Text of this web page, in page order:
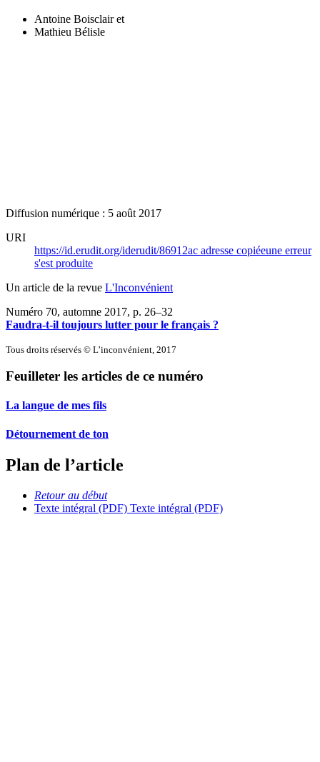
Antoine Boisclairet
Mathieu Bélisle
Diffusion numérique : 5 août 2017
URI
https://id.erudit.org/iderudit/86912ac adresse copiéeune erreur
s'est produite
Un article de la revue L'Inconvénient
Numéro 70, automne 2017, p. 26–32
Faudra-t-il toujours lutter pour le français ?
Tous droits réservés © L’inconvénient, 2017
Feuilleter les articles de ce numéro
La langue de mes fils
Détournement de ton
Plan de l’article
Retour au début
Texte intégral (PDF) Texte intégral (PDF)